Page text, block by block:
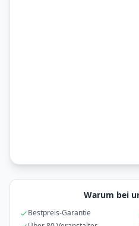
Warum bei
Bestpreis-Garantie